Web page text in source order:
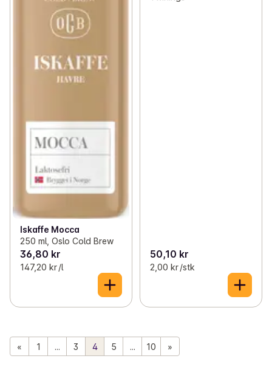
Iskaffe Mocca
250 ml, Oslo Cold Brew
36,80 kr
147,20 kr /l
50,10 kr
2,00 kr /stk
« 1 ... 3 4 5 ... 10 »